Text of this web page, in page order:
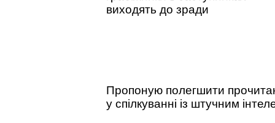
виходять до зради
Пропоную полегшити
у спілкуванні із штучним